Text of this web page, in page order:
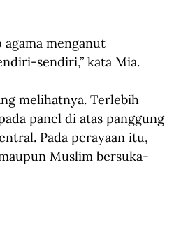
agama menganut
sendiri,” kata Mia.
melihatnya. Terlebih
panel di atas panggung
Pada perayaan itu,
Muslim bersuka-